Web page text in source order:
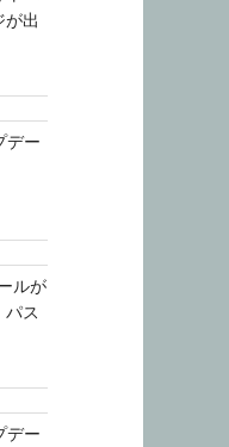
が出
デー
ルが
パス
デー